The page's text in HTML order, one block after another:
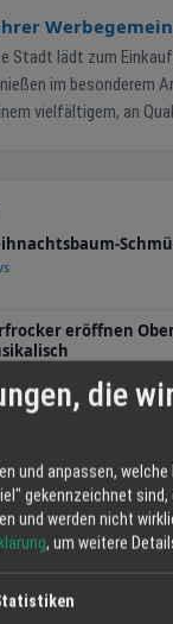
Stadt lädt zum
im besonderem
vielfältigem, an
rund ums
zu den
eröffnen
im
WETTER LAHR
Bewölkt
die
und anpassen,
gekennzeichnet
und werden nicht
, um weitere